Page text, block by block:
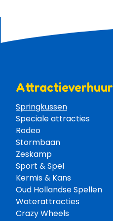
Attractieverhuur
Springkussen
Speciale attracties
Rodeo
Stormbaan
Zeskamp
Sport & Spel
Kermis & Kans
Oud Hollandse Spellen
Waterattracties
Crazy Wheels